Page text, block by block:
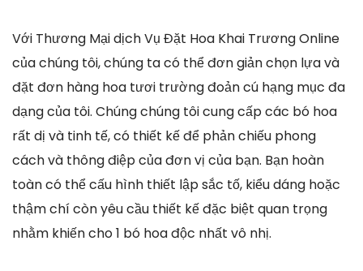
Với Thương Mại dịch Vụ Đặt Hoa Khai Trương Online
của chúng tôi, chúng ta có thể đơn giản chọn lựa và
đặt đơn hàng hoa tươi trường đoản cú hạng mục đa
dạng của tôi. Chúng chúng tôi cung cấp các bó hoa
rất dị và tinh tế, có thiết kế để phản chiếu phong
cách và thông điệp của đơn vị của bạn. Bạn hoàn
toàn có thể cấu hình thiết lập sắc tố, kiểu dáng hoặc
thậm chí còn yêu cầu thiết kế đặc biệt quan trọng
nhằm khiến cho 1 bó hoa độc nhất vô nhị.